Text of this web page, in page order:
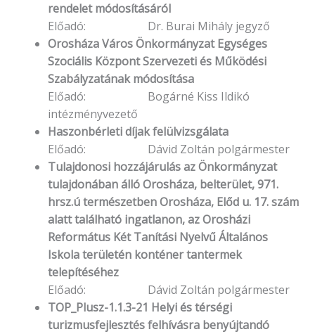
rendelet módosításáról
Előadó: Dr. Burai Mihály jegyző
Orosháza Város Önkormányzat Egységes
Szociális Központ Szervezeti és Működési
Szabályzatának módosítása
Előadó: Bogárné Kiss Ildikó
intézményvezető
Haszonbérleti díjak felülvizsgálata
Előadó: Dávid Zoltán polgármester
Tulajdonosi hozzájárulás az Önkormányzat
tulajdonában álló Orosháza, belterület, 971.
hrsz.ú természetben Orosháza, Előd u. 17. szám
alatt található ingatlanon, az Orosházi
Református Két Tanítási Nyelvű Általános
Iskola területén konténer tantermek
telepítéséhez
Előadó: Dávid Zoltán polgármester
TOP_Plusz-1.1.3-21 Helyi és térségi
turizmusfejlesztés felhívásra benyújtandó